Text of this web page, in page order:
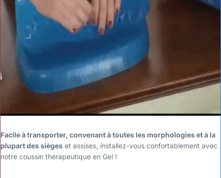
Facile à transporter, convenant à toutes les morphologies et à la
plupart des sièges et assises, installez-vous confortablement avec
notre coussin thérapeutique en Gel !